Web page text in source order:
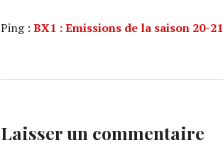
Ping : BX1 : Emissions de la saison 20-
Laisser un commentaire